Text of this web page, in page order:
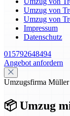
Umzug von
Umzug von
Impressum
Datenschutz
015792648494
Angebot anfordern
Umzugsfirma Müller
📦 Umzug